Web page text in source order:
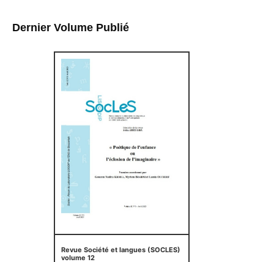
Dernier Volume Publié
Revue Société et langues (SOCLES)
volume 12